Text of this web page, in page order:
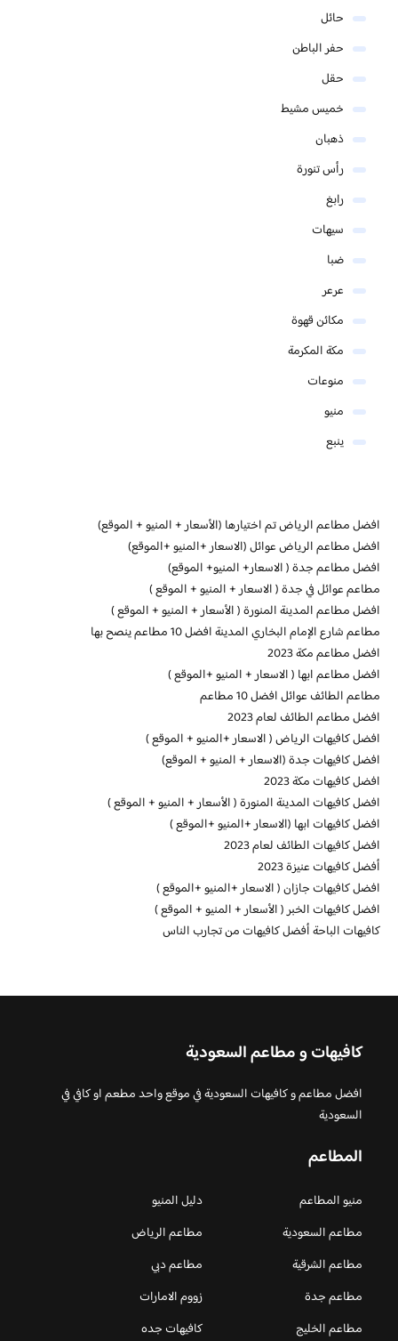
حائل
حفر الباطن
حقل
خميس مشيط
ذهبان
رأس تنورة
رابغ
سيهات
ضبا
عرعر
مكائن قهوة
مكة المكرمة
منوعات
منيو
ينبع
افضل مطاعم الرياض تم اختيارها (الأسعار + المنيو + الموقع)
افضل مطاعم الرياض عوائل (الاسعار +المنيو +الموقع)
افضل مطاعم جدة ( الاسعار+ المنيو+ الموقع)
مطاعم عوائل في جدة ( الاسعار + المنيو + الموقع )
افضل مطاعم المدينة المنورة ( الأسعار + المنيو + الموقع )
مطاعم شارع الإمام البخاري المدينة افضل 10 مطاعم ينصح بها
افضل مطاعم مكة 2023
افضل مطاعم ابها ( الاسعار + المنيو +الموقع )
مطاعم الطائف عوائل افضل 10 مطاعم
افضل مطاعم الطائف لعام 2023
افضل كافيهات الرياض ( الاسعار +المنيو + الموقع )
افضل كافيهات جدة (الاسعار + المنيو + الموقع)
افضل كافيهات مكة 2023
افضل كافيهات المدينة المنورة ( الأسعار + المنيو + الموقع )
افضل كافيهات ابها (الاسعار +المنيو +الموقع )
افضل كافيهات الطائف لعام 2023
أفضل كافيهات عنيزة 2023
افضل كافيهات جازان ( الاسعار +المنيو +الموقع )
افضل كافيهات الخبر ( الأسعار + المنيو + الموقع )
كافيهات الباحة أفضل كافيهات من تجارب الناس
كافيهات و مطاعم السعودية
افضل مطاعم و كافيهات السعودية في موقع واحد مطعم او كافي في
السعودية
المطاعم
منيو المطاعم
دليل المنيو
مطاعم السعودية
مطاعم الرياض
مطاعم الشرقية
مطاعم دبي
مطاعم جدة
زووم الامارات
مطاعم الخليج
كافيهات جده